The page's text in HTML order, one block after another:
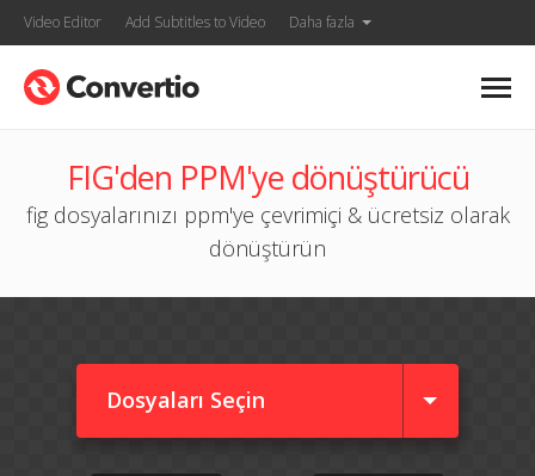
Video Editor Add Subtitles to Video Daha fazla
FIG'den PPM'ye dönüştürücü
fig dosyalarınızı ppm'ye çevrimiçi & ücretsiz olarak
dönüştürün
Dosyaları Seçin